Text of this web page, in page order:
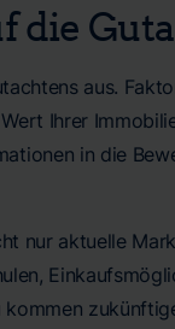
die
aus.
Ihrer
in die
nur aktuelle